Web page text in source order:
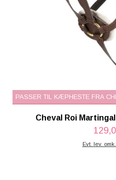
PASSER TIL KÆPHESTE FRA
Cheval Roi
Evt. lev.